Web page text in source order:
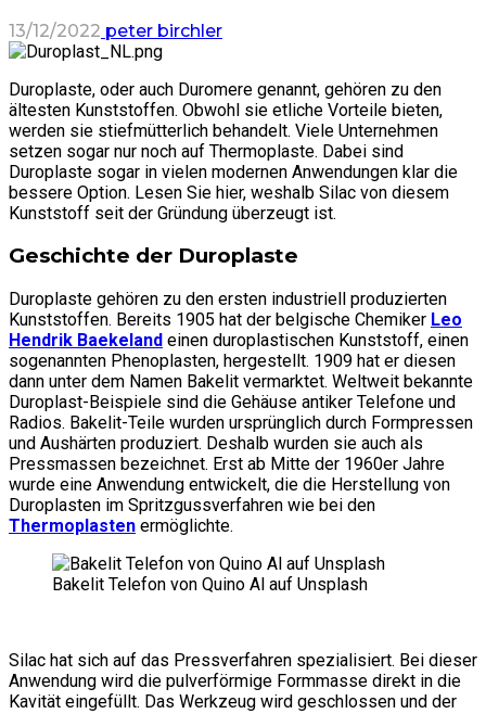
13/12/2022 peter birchler
Duroplaste, oder auch Duromere genannt, gehören zu den
ältesten Kunststoffen. Obwohl sie etliche Vorteile bieten,
werden sie stiefmütterlich behandelt. Viele Unternehmen
setzen sogar nur noch auf Thermoplaste. Dabei sind
Duroplaste sogar in vielen modernen Anwendungen klar die
bessere Option. Lesen Sie hier, weshalb Silac von diesem
Kunststoff seit der Gründung überzeugt ist.
Geschichte der Duroplaste
Duroplaste gehören zu den ersten industriell produzierten
Kunststoffen. Bereits 1905 hat der belgische Chemiker Leo
Hendrik Baekeland einen duroplastischen Kunststoff, einen
sogenannten Phenoplasten, hergestellt. 1909 hat er diesen
dann unter dem Namen Bakelit vermarktet. Weltweit bekannte
Duroplast-Beispiele sind die Gehäuse antiker Telefone und
Radios. Bakelit-Teile wurden ursprünglich durch Formpressen
und Aushärten produziert. Deshalb wurden sie auch als
Pressmassen bezeichnet. Erst ab Mitte der 1960er Jahre
wurde eine Anwendung entwickelt, die die Herstellung von
Duroplasten im Spritzgussverfahren wie bei den
Thermoplasten ermöglichte.
Bakelit Telefon von Quino Al auf Unsplash
Silac hat sich auf das Pressverfahren spezialisiert. Bei dieser
Anwendung wird die pulverförmige Formmasse direkt in die
Kavität eingefüllt. Das Werkzeug wird geschlossen und der